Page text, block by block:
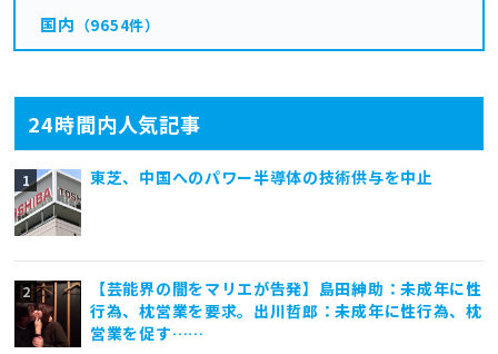
24時間内人気記事
東芝、中国へのパワー半導体の技術供与を中止
【芸能界の闇をマリエが告発】島田紳助：未成年に性
行為、枕営業を要求。出川哲郎：未成年に性行為、枕
営業を促す……
国内 （9654件）